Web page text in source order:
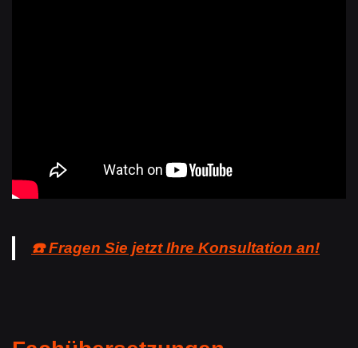
☎️ Fragen Sie jetzt Ihre Konsultation an!